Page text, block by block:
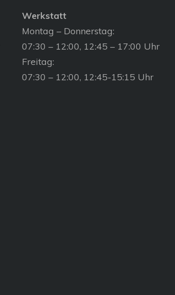
Werkstatt
Montag – Donnerstag:
07:30 – 12:00, 12:45 – 17:00 Uhr
Freitag:
07:30 – 12:00, 12:45-15:15 Uhr